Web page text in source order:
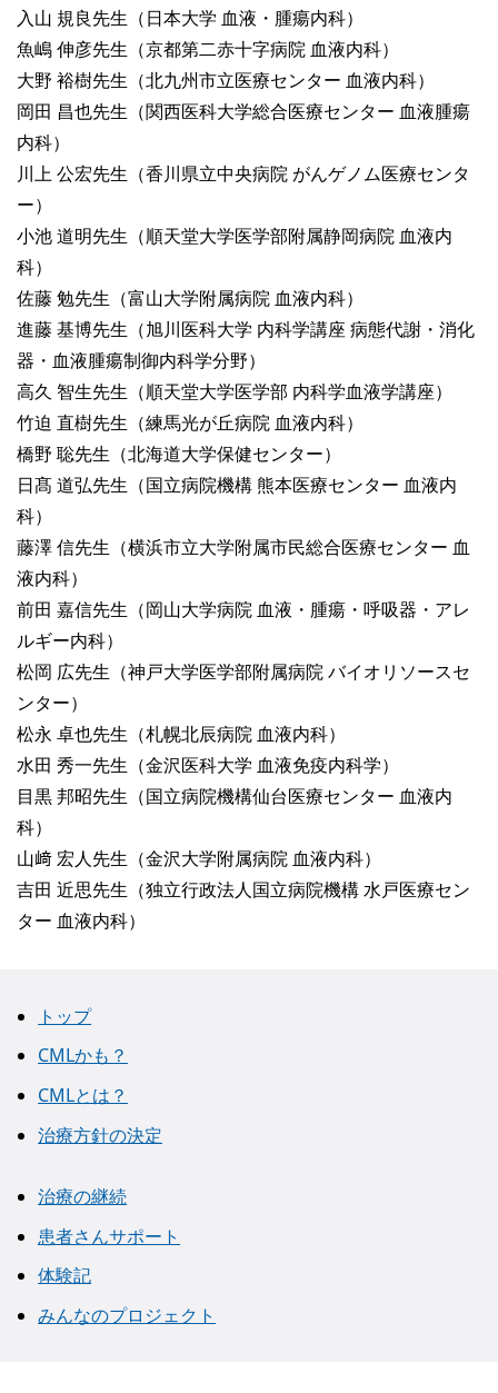
入山 規良先生（日本大学 血液・腫瘍内科）
魚嶋 伸彦先生（京都第二赤十字病院 血液内科）
大野 裕樹先生（北九州市立医療センター 血液内科）
岡田 昌也先生（関西医科大学総合医療センター 血液腫瘍
内科）
川上 公宏先生（香川県立中央病院 がんゲノム医療センタ
ー）
小池 道明先生（順天堂大学医学部附属静岡病院 血液内
科）
佐藤 勉先生（富山大学附属病院 血液内科）
進藤 基博先生（旭川医科大学 内科学講座 病態代謝・消化
器・血液腫瘍制御内科学分野）
高久 智生先生（順天堂大学医学部 内科学血液学講座）
竹迫 直樹先生（練馬光が丘病院 血液内科）
橋野 聡先生（北海道大学保健センター）
日髙 道弘先生（国立病院機構 熊本医療センター 血液内
科）
藤澤 信先生（横浜市立大学附属市民総合医療センター 血
液内科）
前田 嘉信先生（岡山大学病院 血液・腫瘍・呼吸器・アレ
ルギー内科）
松岡 広先生（神戸大学医学部附属病院 バイオリソースセ
ンター）
松永 卓也先生（札幌北辰病院 血液内科）
水田 秀一先生（金沢医科大学 血液免疫内科学）
目黒 邦昭先生（国立病院機構仙台医療センター 血液内
科）
山﨑 宏人先生（金沢大学附属病院 血液内科）
吉田 近思先生（独立行政法人国立病院機構 水戸医療セン
ター 血液内科）
トップ
CMLかも？
CMLとは？
治療方針の決定
治療の継続
患者さんサポート
体験記
みんなのプロジェクト